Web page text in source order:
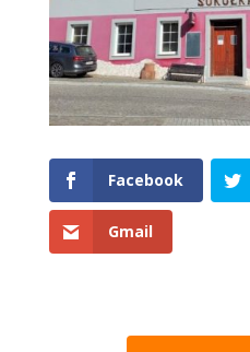
Facebook
Gmail